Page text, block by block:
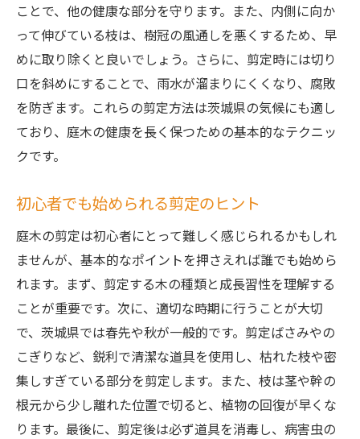
ステップガイド
健康な庭木を育てるための基本ステップ
剪定による病害虫の予防
栄養を考慮した剪定法
庭木の成長を助ける土壌管理
法
気候を味方に庭木剪定で魅力的な茨城県の庭に
仕上げる
地域の気候を活かした庭の設計
茨城県の気候に合った庭木の育て方
風土を考慮した剪定と植栽計画
剪定による庭の環境改善
気候変動に対応した庭づくり
季節ごとの庭の魅力を引き出す方法
ことで、他の健康な部分を守ります。また、内側に向か
って伸びている枝は、樹冠の風通しを悪くするため、早
めに取り除くと良いでしょう。さらに、剪定時には切り
口を斜めにすることで、雨水が溜まりにくくなり、腐敗
を防ぎます。これらの剪定方法は茨城県の気候にも適し
ており、庭木の健康を長く保つための基本的なテクニッ
クです。
初心者でも始められる剪定のヒント
庭木の剪定は初心者にとって難しく感じられるかもしれ
ませんが、基本的なポイントを押さえれば誰でも始めら
れます。まず、剪定する木の種類と成長習性を理解する
ことが重要です。次に、適切な時期に行うことが大切
で、茨城県では春先や秋が一般的です。剪定ばさみやの
こぎりなど、鋭利で清潔な道具を使用し、枯れた枝や密
集しすぎている部分を剪定します。また、枝は茎や幹の
根元から少し離れた位置で切ると、植物の回復が早くな
ります。最後に、剪定後は必ず道具を消毒し、病害虫の